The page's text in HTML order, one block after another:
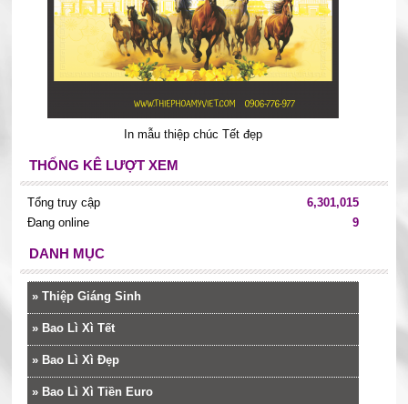
In mẫu thiệp chúc Tết đẹp
THỐNG KÊ LƯỢT XEM
Tổng truy cập
6,301,015
Đang online
9
DANH MỤC
» Thiệp Giáng Sinh
» Bao Lì Xì Tết
» Bao Lì Xì Đẹp
» Bao Lì Xì Tiền Euro